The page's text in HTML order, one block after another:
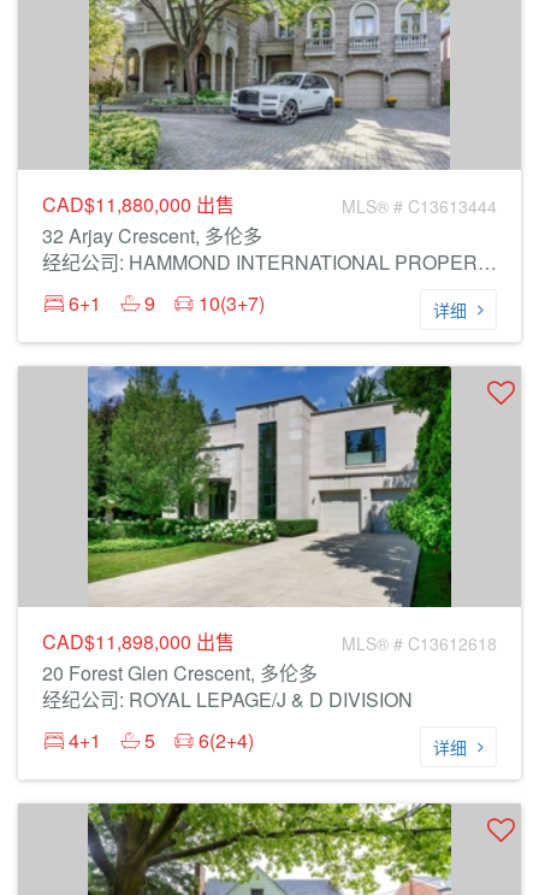
CAD$11,880,000 出售 MLS® # C13613444
32 Arjay Crescent, 多伦多
经纪公司: HAMMOND INTERNATIONAL PROPERTIES LIMITED
6+1
9 10(3+7) 详细
CAD$11,898,000 出售 MLS® # C13612618
20 Forest Glen Crescent, 多伦多
经纪公司: ROYAL LEPAGE/J & D DIVISION
4+1
5 6(2+4) 详细